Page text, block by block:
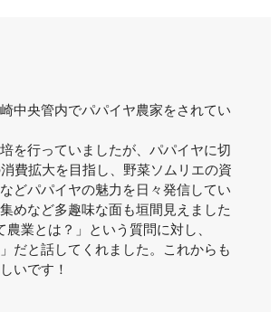
中央管内でパパイヤ農家をされてい
を行っていましたが、パパイヤに切
費拡大を目指し、野菜ソムリエの資
どパパイヤの魅力を日々発信してい
めなど多趣味な面も垣間見えました
業とは？」という質問に対し、
だと話してくれました。これからも
いです！